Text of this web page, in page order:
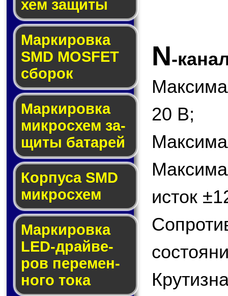
хем защиты
Мар­ки­ров­ка
SMD MOSFET
сбо­рок
Мар­ки­ров­ка
мик­ро­схем за­
щи­ты ба­та­рей
Корпуса SMD
мик­ро­схем
Маркировка
LED-драй­ве­
ров пе­ре­мен­
но­го то­ка
N-
20 В;
исток